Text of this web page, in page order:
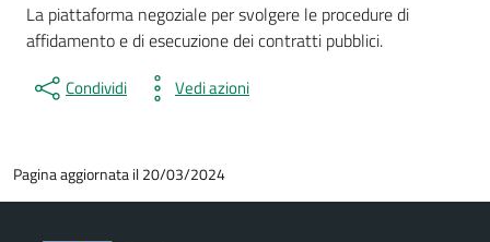
La piattaforma negoziale per svolgere le procedure di
affidamento e di esecuzione dei contratti pubblici.
Condividi Vedi azioni
Pagina aggiornata il 20/03/2024